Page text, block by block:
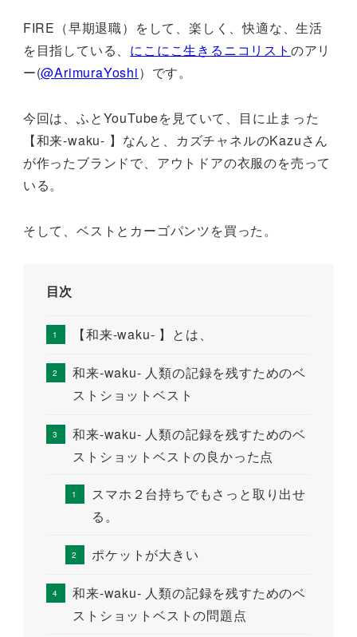
FIRE（早期退職）をして、楽しく、快適な、生活
を目指している、 にこにこ生きるニコリスト のアリ
ー(@ArimuraYoshi）です。
今回は、ふとYouTubeを見ていて、目に止まった
【和来-waku- 】なんと、カズチャネルのKazuさん
が作ったブランドで、アウトドアの衣服のを売って
いる。
そして、ベストとカーゴパンツを買った。
目次
【和来-waku- 】とは、
和来-waku- 人類の記録を残すためのベ
ストショットベスト
和来-waku- 人類の記録を残すためのベ
ストショットベストの良かった点
スマホ２台持ちでもさっと取り出せ
る。
ポケットが大きい
和来-waku- 人類の記録を残すためのベ
ストショットベストの問題点